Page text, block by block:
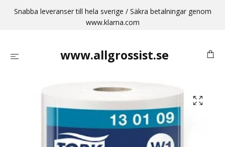
Snabba leveranser till hela sverige / Säkra betalningar genom
www.klarna.com
www.allgrossist.se